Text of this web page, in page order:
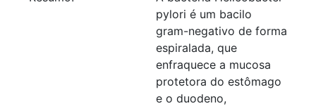
pylori é um bacilo
gram-negativo de forma
espiralada, que
enfraquece a mucosa
protetora do estômago
e o duodeno,